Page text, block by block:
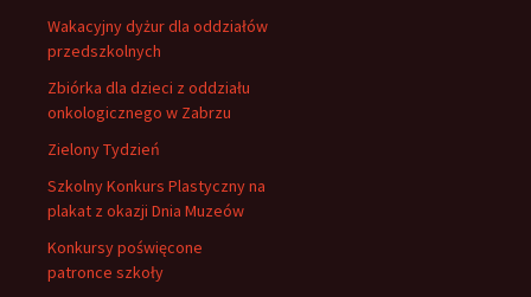
Wakacyjny dyżur dla oddziałów
przedszkolnych
Zbiórka dla dzieci z oddziału
onkologicznego w Zabrzu
Zielony Tydzień
Szkolny Konkurs Plastyczny na
plakat z okazji Dnia Muzeów
Konkursy poświęcone
patronce szkoły